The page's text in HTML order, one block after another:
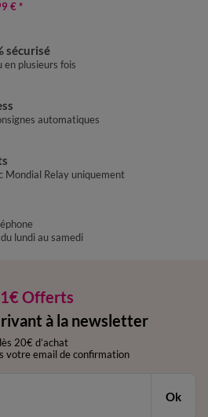
€ *
sécurisé
en plusieurs fois
automatiques
Mondial Relay uniquement
lundi au samedi
Offerts
à la newsletter
20€ d’achat
votre email de confirmation
Ok